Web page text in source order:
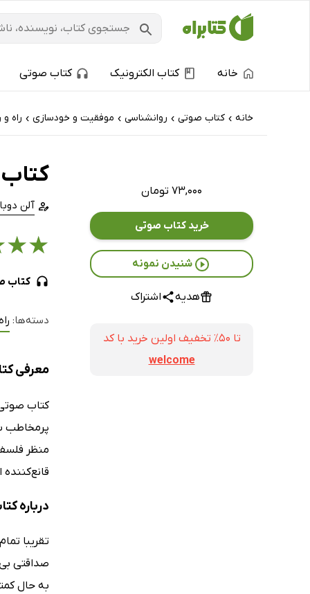
خانه کتاب الکترونیک کتاب صوتی
خانه › کتاب‌ صوتی › روانشناسی › موفقیت و خودسازی › راه
۷۳,۰۰۰ تومان
خرید کتاب صوتی
شنیدن نمونه
هدیه اشتراک
تا ۵۰٪ تخفیف اولین خرید با کد
welcome
آلن
★
★
کتاب
دسته‌ها:
معرفی
کتاب
پرمخاطب
منظر
قانع‌کننده
درباره
تقریبا
صداقتی
به حال